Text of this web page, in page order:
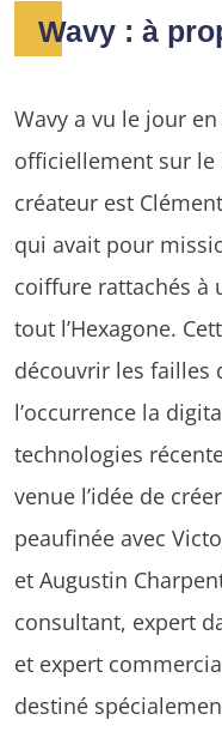
Wavy : à
Wavy a vu le jour
officiellement sur le
créateur est
qui avait pour
coiffure rattachés à
tout l’Hexagone.
découvrir les failles
l’occurrence la
technologies
venue l’idée de
peaufinée avec
et Augustin
consultant, expert
et expert
destiné